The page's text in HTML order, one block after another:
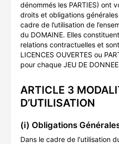
dénommés les PARTIES) ont
droits et obligations générales
cadre de l’utilisation de
du DOMAINE. Elles
relations contractuelles et
LICENCES OUVERTES ou
pour chaque JEU DE
ARTICLE 3
D’UTILISATION
(i) Obligations
Dans le cadre de l'utilisation